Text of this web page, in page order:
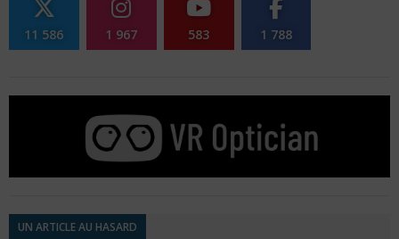
11 586 1 967 583 1 788
UN ARTICLE AU HASARD